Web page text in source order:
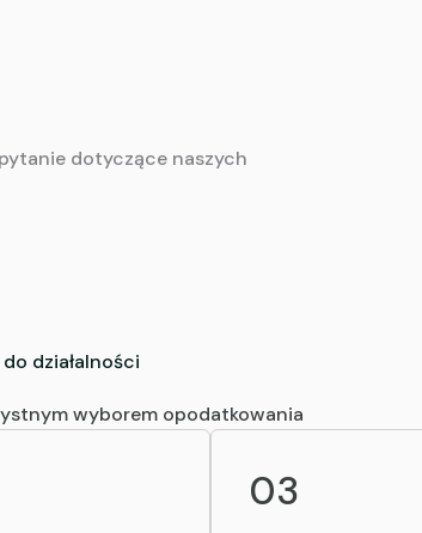
dotyczące naszych
działalności
wyborem opodatkowania
03